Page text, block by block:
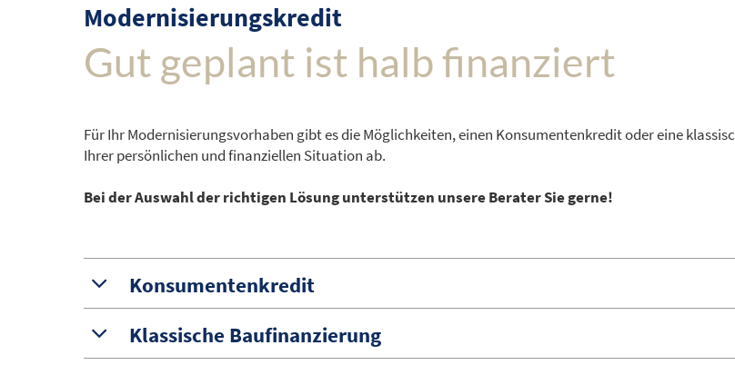
Modernisierungskredit
Gut geplant ist halb finanziert
Für Ihr Modernisierungsvorhaben gibt es die Möglichkeiten, einen Konsumentenkredit oder eine
Ihrer persönlichen und finanziellen Situation ab.
Bei der Auswahl der richtigen Lösung unterstützen unsere Berater Sie gerne!
Konsumentenkredit
Klassische Baufinanzierung